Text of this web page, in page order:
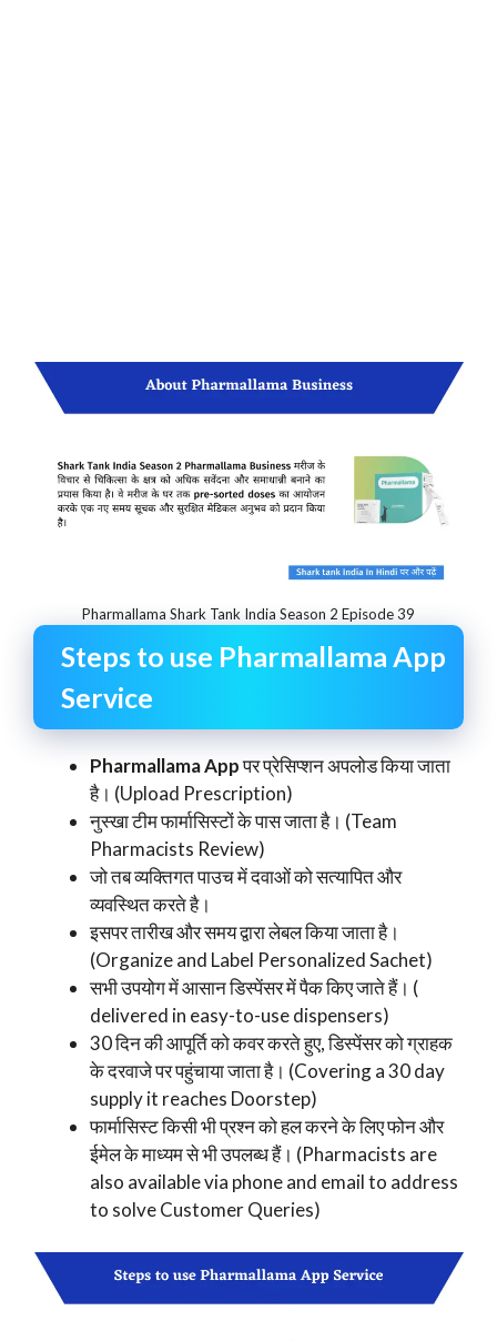
Pharmallama Shark Tank India Season 2 Episode 39
Steps to use Pharmallama App
Service
Pharmallama Appपर प्रेसिप्शन अपलोड किया जाता
है। (Upload Prescription)
नुस्खा टीम फार्मासिस्टों के पास जाता है। (Team
Pharmacists Review)
जो तब व्यक्तिगत पाउच में दवाओं को सत्यापित और
व्यवस्थित करते है।
इसपर तारीख और समय द्वारा लेबल किया जाता है।
(Organize and Label Personalized Sachet)
सभी उपयोग में आसान डिस्पेंसर में पैक किए जाते हैं। (
delivered in easy-to-use dispensers)
30 दिन की आपूर्ति को कवर करते हुए, डिस्पेंसर को ग्राहक
के दरवाजे पर पहुंचाया जाता है। (Covering a 30 day
supply it reaches Doorstep)
फार्मासिस्ट किसी भी प्रश्न को हल करने के लिए फोन और
ईमेल के माध्यम से भी उपलब्ध हैं। (Pharmacists are
also available via phone and email to address
to solve Customer Queries)